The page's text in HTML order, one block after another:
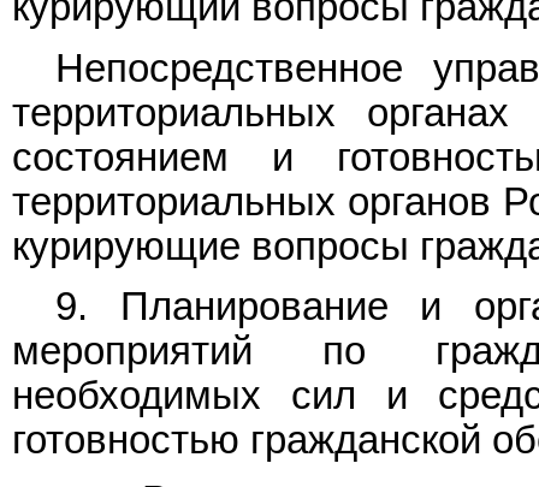
Непосредственное
территориальных
состоянием и
территориальных органов
курирующие вопросы
9. Планирование и
мероприятий по
необходимых сил и
готовностью гражданской